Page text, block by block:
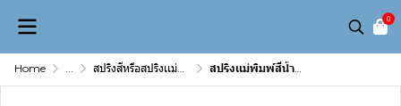
0
Home ... สปริงสีหรือสปริงเเม่พิมพ์( Die spring) สปริงเเม่พิมพ์สีน้ำตาล 70 x 125